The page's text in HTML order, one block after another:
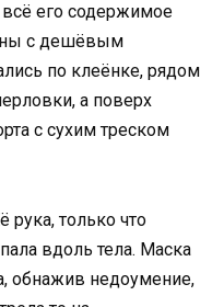
его содержимое
с дешёвым
по клеёнке, рядом
а поверх
с сухим треском
рука, только что
вдоль тела. Маска
обнажив недоумение,